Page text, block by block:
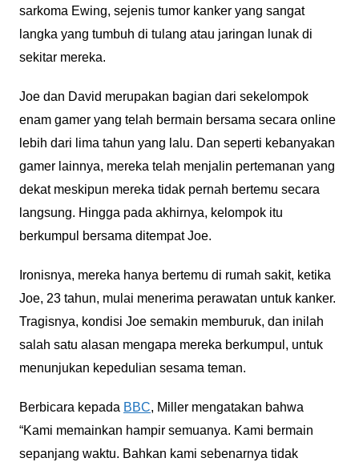
sarkoma Ewing, sejenis tumor kanker yang sangat
langka yang tumbuh di tulang atau jaringan lunak di
sekitar mereka.
Joe dan David merupakan bagian dari sekelompok
enam gamer yang telah bermain bersama secara online
lebih dari lima tahun yang lalu. Dan seperti kebanyakan
gamer lainnya, mereka telah menjalin pertemanan yang
dekat meskipun mereka tidak pernah bertemu secara
langsung. Hingga pada akhirnya, kelompok itu
berkumpul bersama ditempat Joe.
Ironisnya, mereka hanya bertemu di rumah sakit, ketika
Joe, 23 tahun, mulai menerima perawatan untuk kanker.
Tragisnya, kondisi Joe semakin memburuk, dan inilah
salah satu alasan mengapa mereka berkumpul, untuk
menunjukan kepedulian sesama teman.
Berbicara kepada BBC, Miller mengatakan bahwa
“Kami memainkan hampir semuanya. Kami bermain
sepanjang waktu. Bahkan kami sebenarnya tidak